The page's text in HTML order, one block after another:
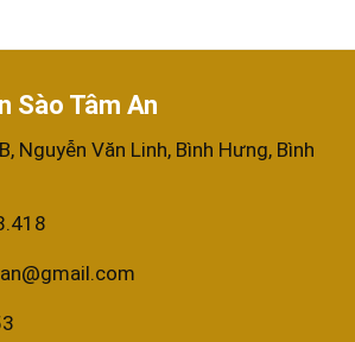
Sào Tâm An
Nguyễn Văn Linh, Bình Hưng, Bình